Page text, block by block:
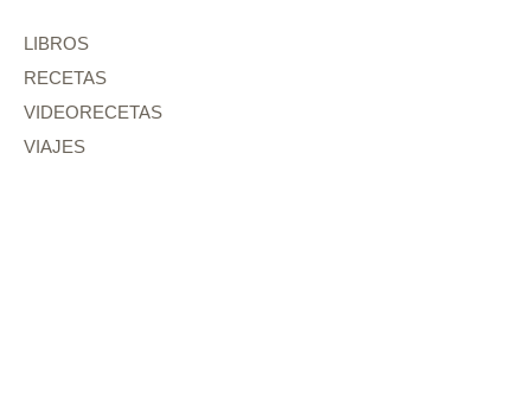
LIBROS
RECETAS
VIDEORECETAS
VIAJES